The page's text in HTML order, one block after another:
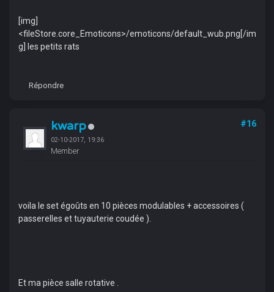
[img]
<fileStore.core_Emoticons>/emoticons/default_wub.png[/im
g] les petits rats
Répondre
kwarp
02-10-2017, 19:36
Member
#16
voila le set égoûts en 10 pièces modulables + accessoires (
passerelles et tuyauterie coudée ).
Et ma pièce salle rotative .